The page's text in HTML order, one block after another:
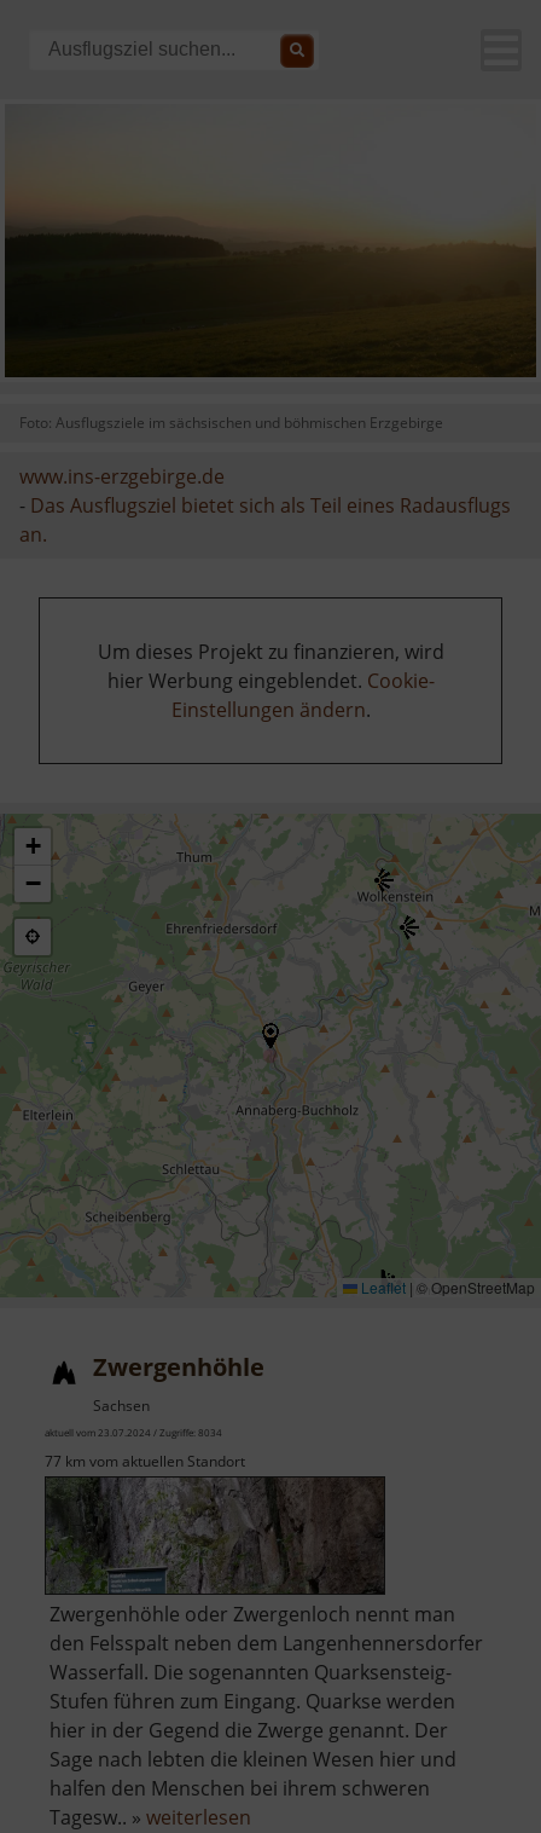
Foto: Ausflugsziele im sächsischen und böhmischen Erzgebirge
www.ins-erzgebirge.de
- Das Ausflugsziel bietet sich als Teil eines Radausflugs
an.
Um dieses Projekt zu finanzieren, wird
hier Werbung eingeblendet. Cookie-
Einstellungen ändern.
+
−
Leaflet | © OpenStreetMap
Zwergenhöhle
Sachsen
aktuell vom 23.07.2024 / Zugriffe: 8034
77 km vom aktuellen Standort
Zwergenhöhle oder Zwergenloch nennt man
den Felsspalt neben dem Langenhennersdorfer
Wasserfall. Die sogenannten Quarksensteig-
Stufen führen zum Eingang. Quarkse werden
hier in der Gegend die Zwerge genannt. Der
Sage nach lebten die kleinen Wesen hier und
halfen den Menschen bei ihrem schweren
Tagesw.. » weiterlesen